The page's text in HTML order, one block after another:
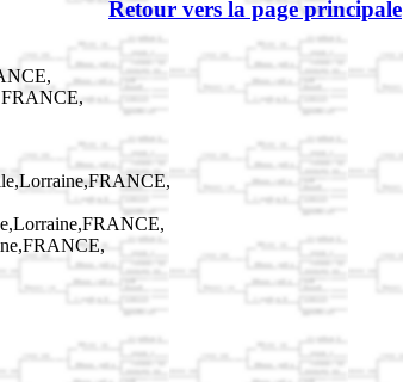
Retour vers la page principale